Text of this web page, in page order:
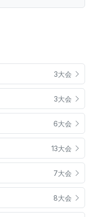
3大会
3大会
6大会
13大会
7大会
8大会